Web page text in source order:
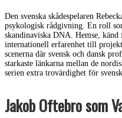
Den svenska skådespelaren
psykologisk rådgivning. En roll
skandinaviska DNA. Hemse,
internationell erfarenhet till
scenerna där svensk och dansk
starkaste länkarna mellan de
serien extra trovärdighet för
Jakob Oftebro som